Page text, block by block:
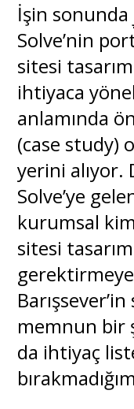
İşin sonunda
Solve’nin
sitesi
ihtiyaca
anlamında
(case study)
yerini alıyor.
Solve’ye
kurumsal
sitesi
memnun bir
da ihtiyaç